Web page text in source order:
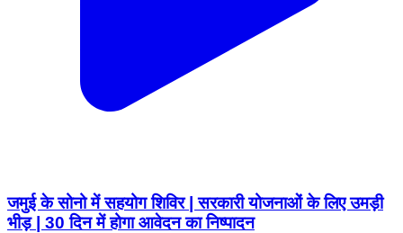
जमुई के सोनो में सहयोग शिविर | सरकारी योजनाओं के लिए उमड़ी
भीड़ | 30 दिन में होगा आवेदन का निष्पादन